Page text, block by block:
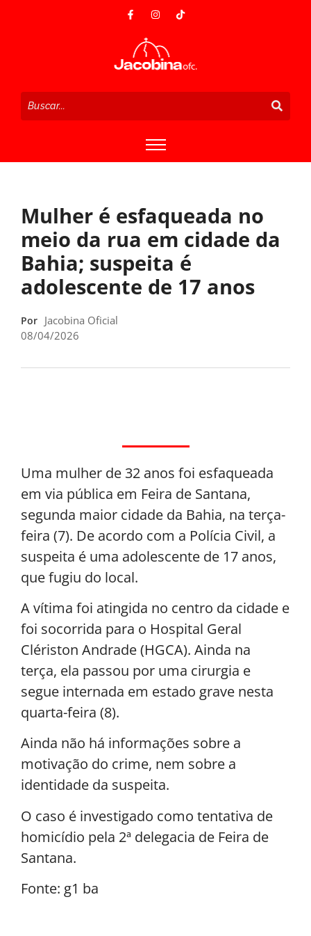
Mulher é esfaqueada no
meio da rua em cidade da
Bahia; suspeita é
adolescente de 17 anos
Por Jacobina Oficial
08/04/2026
Uma mulher de 32 anos foi esfaqueada
em via pública em Feira de Santana,
segunda maior cidade da Bahia, na terça-
feira (7). De acordo com a Polícia Civil, a
suspeita é uma adolescente de 17 anos,
que fugiu do local.
A vítima foi atingida no centro da cidade e
foi socorrida para o Hospital Geral
Clériston Andrade (HGCA). Ainda na
terça, ela passou por uma cirurgia e
segue internada em estado grave nesta
quarta-feira (8).
Ainda não há informações sobre a
motivação do crime, nem sobre a
identidade da suspeita.
O caso é investigado como tentativa de
homicídio pela 2ª delegacia de Feira de
Santana.
Fonte: g1 ba